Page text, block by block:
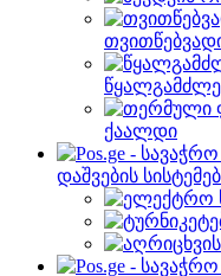
ქაალდი
დაშვების